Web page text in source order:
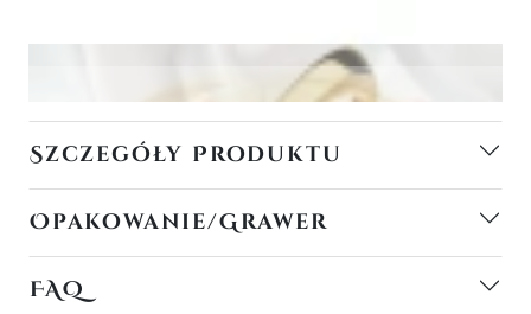
Szczegóły Produktu
Opakowanie/Grawer
FAQ